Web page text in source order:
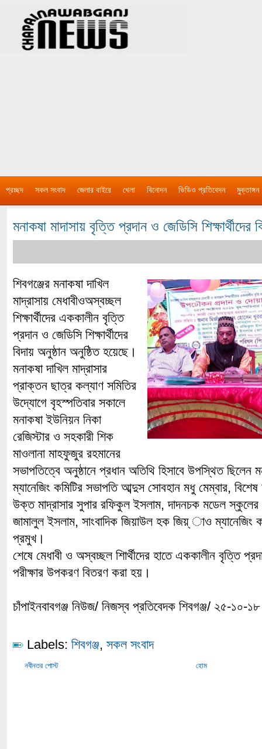
প্রচ্ছদ সকল সংবাদ জেলার বাইরে খেলা বিনোদন ভিডিও প্রতিবেদন মুক্তাঙ্গন
মনাকষা মাদাসায় বৃত্তি প্রদান ও জেডিসি শিক্ষার্থীদের
শিবগঞ্জের মনাকষা দাখিল
মাদ্রাসায় মেধাবীওঅস্বচ্ছল
শিক্ষার্থীদের এককালীন বৃত্তি
প্রদান ও জেডিসি শিক্ষার্থীদের
বিদায় অনুষ্ঠান অনুষ্ঠিত হয়েছে।
মনাকষা দাখিল মাদ্রাসার
প্রাক্তন ছাত্র কল্যাণ সমিতির
উদ্যোগে বৃহস্পতিবার সকালে
মনাকষা ইউনিয়ন নিকা
রেজিস্টার ও সহকারী শিক
মাওলানা মাহফুজুর রহমানের
সভাপতিত্বে অনুষ্ঠানে প্রধান অতিথি হিসাবে উপস্থিত ছিলেন
ম্যানেজিং কমিটির সভাপতি আব্দুস সোবহান মধু মেম্বার,
উক্ত মাদ্রাসার সুপার রফিকুল ইসলাম, দাদনচক মডেল স্কুলের
জামালুল ইসলাম, সাংবাদিক জিয়াউল হক জিয়্ াও ম্যানেজিং
প্রমুখ।
শেষে মেধাবী ও অস্বচ্ছল শিার্থীদের হাতে এককালীন বৃত্তি
পরীক্ষার উপকরণ বিতরণ করা হয়।
চাঁপাইনবাবগঞ্জ নিউজ/ নিজস্ব প্রতিবেদক শিবগঞ্জ/ ২৫-১০-১৮
Labels: শিবগঞ্জ, সকল সংবাদ
নবীনতর পোস্ট হোম